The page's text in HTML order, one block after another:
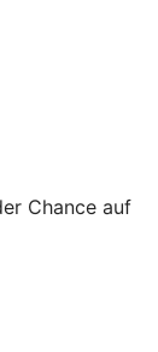
Chance auf